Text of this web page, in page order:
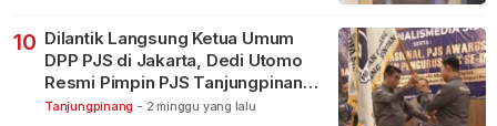
10 Dilantik Langsung Ketua Umum
DPP PJS di Jakarta, Dedi Utomo
Resmi Pimpin PJS Tanjungpinang-
Bintan
Tanjungpinang - 2 minggu yang lalu